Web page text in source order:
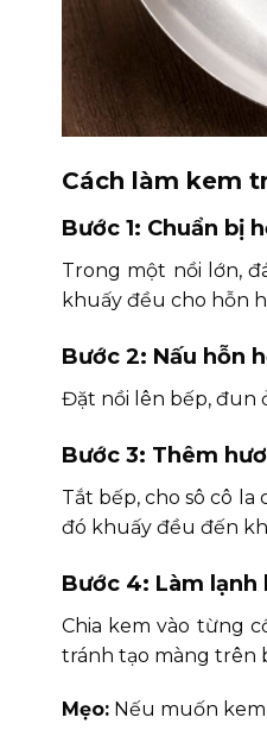
Cách làm kem
Bước 1: Chuẩn bị
Trong một nồi lớn,
khuấy đều cho hỗn
Bước 2: Nấu hỗn
Đặt nồi lên bếp, đun
Bước 3: Thêm
Tắt bếp, cho sô cô
đó khuấy đều đến
Bước 4: Làm
Chia kem vào từng
tránh tạo màng trên
Mẹo: Nếu muốn